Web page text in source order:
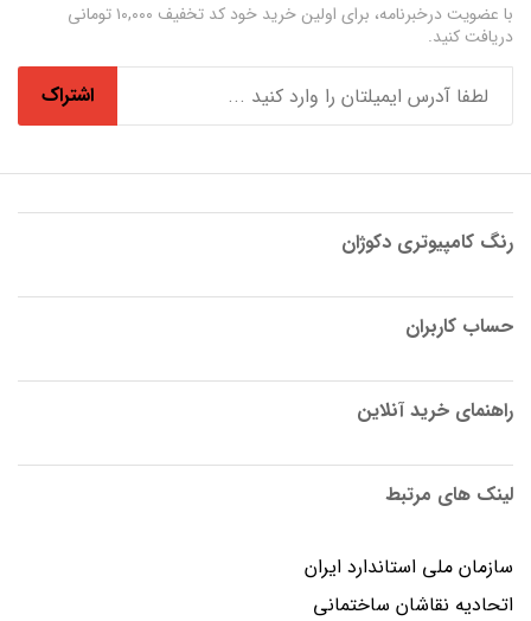
با عضویت درخبرنامه، برای اولین خرید خود کد تخفیف ۱۰,۰۰۰ تومانی
دریافت کنید.
اشتراک
رنگ کامپیوتری دکوژان
حساب کاربران
راهنمای خرید آنلاین
لینک های مرتبط
سازمان ملی استاندارد ایران
اتحادیه نقاشان ساختمانی